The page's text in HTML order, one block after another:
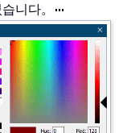
니다。